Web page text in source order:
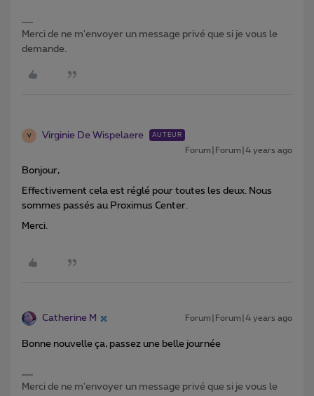
Merci de ne m'envoyer un message privé que si je vous le
demande.
V Virginie De Wispelaere AUTEUR
Forum|Forum|4 years ago
Bonjour,
Effectivement cela est réglé pour toutes les deux. Nous
sommes passés au Proximus Center.
Merci.
Catherine M Forum|Forum|4 years ago
Bonne nouvelle ça, passez une belle journée
Merci de ne m'envoyer un message privé que si je vous le